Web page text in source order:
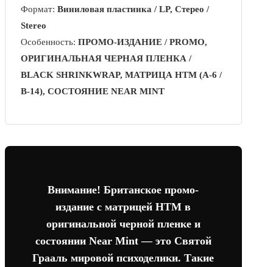
Формат: Виниловая пластинка / LP, Стерео /
Stereo
Особенность: ПРОМО-ИЗДАНИЕ / PROMO,
ОРИГИНАЛЬНАЯ ЧЕРНАЯ ПЛЕНКА /
BLACK SHRINKWRAP, МАТРИЦА HTM (A-6 /
B-14), СОСТОЯНИЕ NEAR MINT
Внимание! Британское промо-
издание с матрицей HTM в
оригинальной черной пленке и
состоянии Near Mint — это Святой
Грааль мировой психоделики. Такие